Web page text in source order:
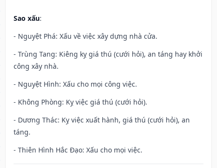
Sao xấu:
- Nguyệt Phá: Xấu về việc xây dựng nhà cửa.
- Trùng Tang: Kiêng kỵ giá thú (cưới hỏi), an táng hay khởi
công xây nhà.
- Nguyệt Hình: Xấu cho mọi công việc.
- Không Phòng: Kỵ việc giá thú (cưới hỏi).
- Dương Thác: Kỵ việc xuất hành, giá thú (cưới hỏi), an
táng.
- Thiên Hình Hắc Đạo: Xấu cho mọi việc.